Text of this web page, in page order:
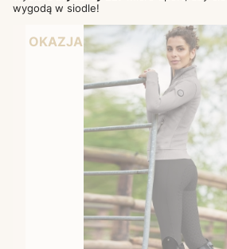
wygodą w siodle!
OKAZJA